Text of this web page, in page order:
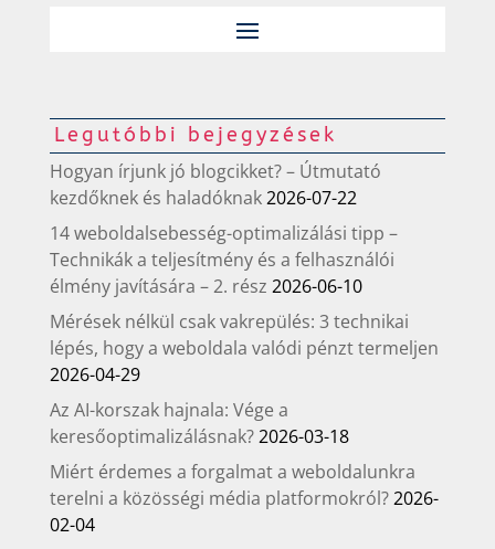
Legutóbbi bejegyzések
Hogyan írjunk jó blogcikket? – Útmutató
kezdőknek és haladóknak2026-07-22
14 weboldalsebesség-optimalizálási tipp –
Technikák a teljesítmény és a felhasználói
élmény javítására – 2. rész 2026-06-10
Mérések nélkül csak vakrepülés: 3 technikai
lépés, hogy a weboldala valódi pénzt termeljen
2026-04-29
Az AI-korszak hajnala: Vége a
keresőoptimalizálásnak?2026-03-18
Miért érdemes a forgalmat a weboldalunkra
terelni a közösségi média platformokról?2026-
02-04